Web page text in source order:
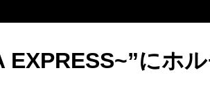
EXPRESS~”にホ